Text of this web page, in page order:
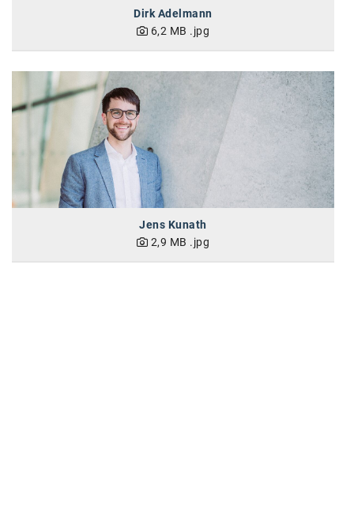
smart
Smile Österreich
Strategie Austria
Strategy&
SW Umwelttechnik
TEDAI
VELUX
Dirk Adelmann
6,2 MB .jpg
Jens Kunath
2,9 MB .jpg